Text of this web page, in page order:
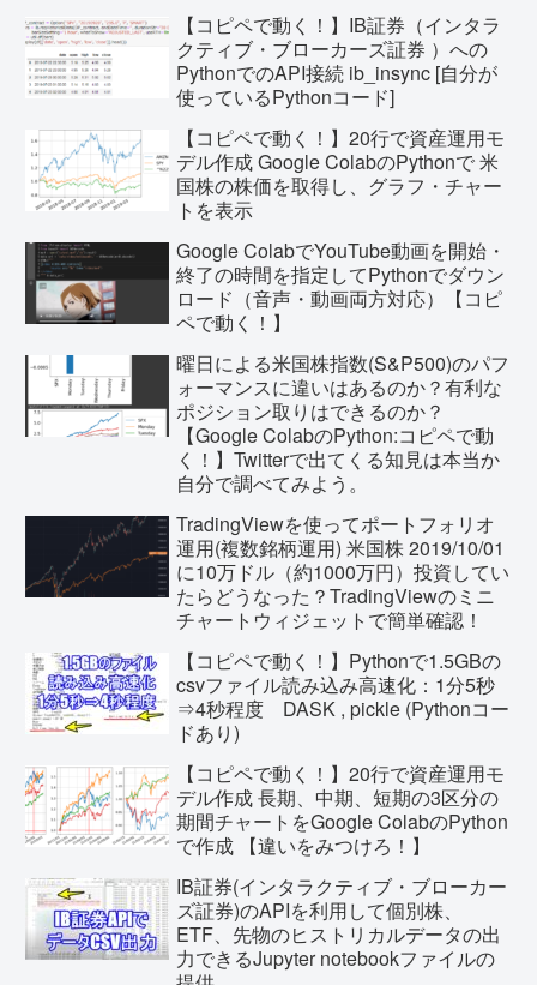
【コピペで動く！】IB証券（インタラ
クティブ・ブローカーズ証券 ）への
PythonでのAPI接続 ib_insync [自分が
使っているPythonコード]
【コピペで動く！】20行で資産運用モ
デル作成 Google ColabのPythonで 米
国株の株価を取得し、グラフ・チャー
トを表示
Google ColabでYouTube動画を開始・
終了の時間を指定してPythonでダウン
ロード（音声・動画両方対応）【コピ
ペで動く！】
曜日による米国株指数(S&P500)のパフ
ォーマンスに違いはあるのか？有利な
ポジション取りはできるのか？
【Google ColabのPython:コピペで動
く！】Twitterで出てくる知見は本当か
自分で調べてみよう。
TradingViewを使ってポートフォリオ
運用(複数銘柄運用) 米国株 2019/10/01
に10万ドル（約1000万円）投資してい
たらどうなった？TradingViewのミニ
チャートウィジェットで簡単確認！
【コピペで動く！】Pythonで1.5GBの
csvファイル読み込み高速化：1分5秒
⇒4秒程度 DASK , pickle (Pythonコー
ドあり)
【コピペで動く！】20行で資産運用モ
デル作成 長期、中期、短期の3区分の
期間チャートをGoogle ColabのPython
で作成 【違いをみつけろ！】
IB証券(インタラクティブ・ブローカー
ズ証券)のAPIを利用して個別株、
ETF、先物のヒストリカルデータの出
力できるJupyter notebookファイルの